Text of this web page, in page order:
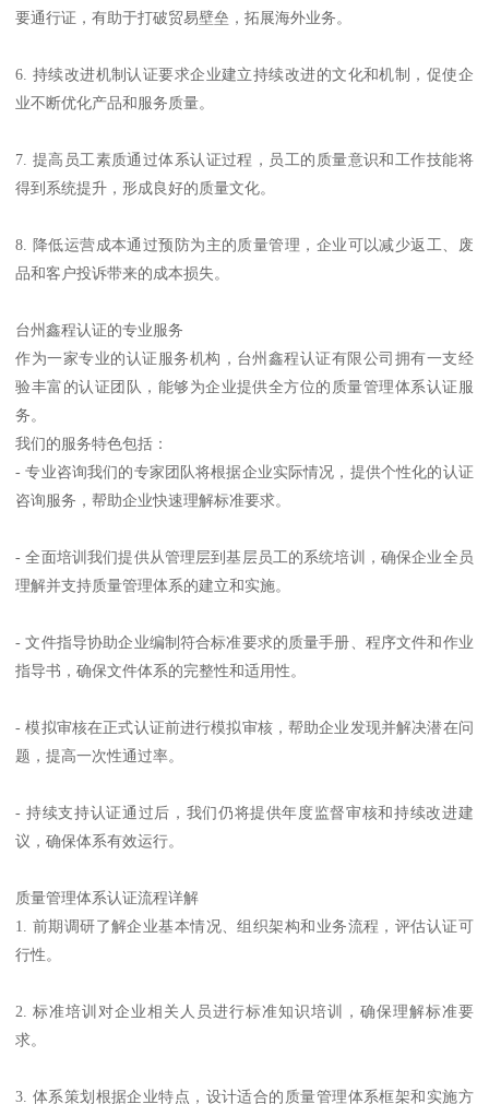
要通行证，有助于打破贸易壁垒，拓展海外业务。
6. 持续改进机制认证要求企业建立持续改进的文化和机制，促使企
业不断优化产品和服务质量。
7. 提高员工素质通过体系认证过程，员工的质量意识和工作技能将
得到系统提升，形成良好的质量文化。
8. 降低运营成本通过预防为主的质量管理，企业可以减少返工、废
品和客户投诉带来的成本损失。
台州鑫程认证的专业服务
作为一家专业的认证服务机构，台州鑫程认证有限公司拥有一支经
验丰富的认证团队，能够为企业提供全方位的质量管理体系认证服
务。
我们的服务特色包括：
- 专业咨询我们的专家团队将根据企业实际情况，提供个性化的认证
咨询服务，帮助企业快速理解标准要求。
- 全面培训我们提供从管理层到基层员工的系统培训，确保企业全员
理解并支持质量管理体系的建立和实施。
- 文件指导协助企业编制符合标准要求的质量手册、程序文件和作业
指导书，确保文件体系的完整性和适用性。
- 模拟审核在正式认证前进行模拟审核，帮助企业发现并解决潜在问
题，提高一次性通过率。
- 持续支持认证通过后，我们仍将提供年度监督审核和持续改进建
议，确保体系有效运行。
质量管理体系认证流程详解
1. 前期调研了解企业基本情况、组织架构和业务流程，评估认证可
行性。
2. 标准培训对企业相关人员进行标准知识培训，确保理解标准要
求。
3. 体系策划根据企业特点，设计适合的质量管理体系框架和实施方